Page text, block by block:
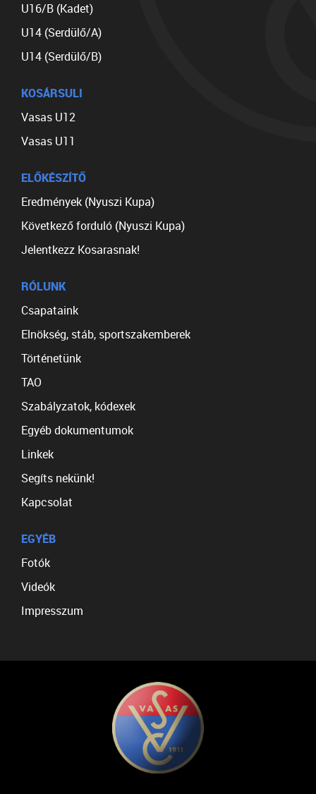
U16/B (Kadet)
U14 (Serdülő/A)
U14 (Serdülő/B)
KOSÁRSULI
Vasas U12
Vasas U11
ELŐKÉSZÍTŐ
Eredmények (Nyuszi Kupa)
Következő forduló (Nyuszi Kupa)
Jelentkezz Kosarasnak!
RÓLUNK
Csapataink
Elnökség, stáb, sportszakemberek
Történetünk
TAO
Szabályzatok, kódexek
Egyéb dokumentumok
Linkek
Segíts nekünk!
Kapcsolat
EGYÉB
Fotók
Videók
Impresszum